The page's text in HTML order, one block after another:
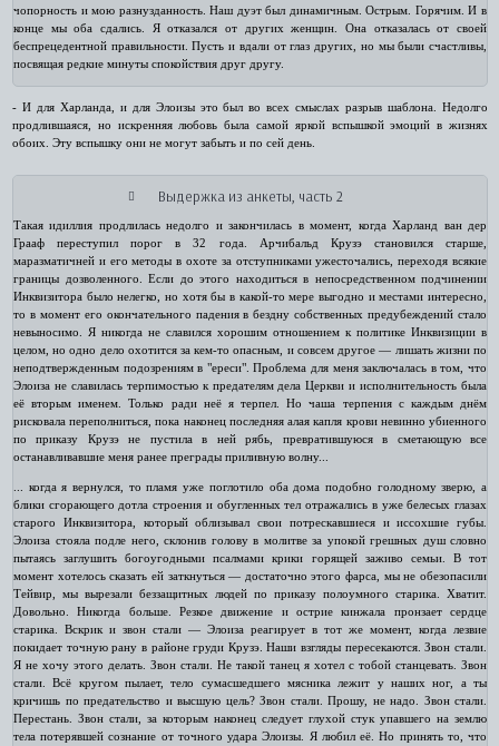
чопорность и мою разнузданность. Наш дуэт был динамичным. Острым. Горячим. И в
конце мы оба сдались. Я отказался от других женщин. Она отказалась от своей
беспрецедентной правильности. Пусть и вдали от глаз других, но мы были счастливы,
посвящая редкие минуты спокойствия друг другу.
- И для Харланда, и для Элоизы это был во всех смыслах разрыв шаблона. Недолго
продлившаяся, но искренняя любовь была самой яркой вспышкой эмоций в жизнях
обоих. Эту вспышку они не могут забыть и по сей день.
Выдержка из анкеты, часть 2
Такая идиллия продлилась недолго и закончилась в момент, когда Харланд ван дер
Грааф переступил порог в 32 года. Арчибальд Крузэ становился старше,
маразматичней и его методы в охоте за отступниками ужесточались, переходя всякие
границы дозволенного. Если до этого находиться в непосредственном подчинении
Инквизитора было нелегко, но хотя бы в какой-то мере выгодно и местами интересно,
то в момент его окончательного падения в бездну собственных предубеждений стало
невыносимо. Я никогда не славился хорошим отношением к политике Инквизиции в
целом, но одно дело охотится за кем-то опасным, и совсем другое — лишать жизни по
неподтвержденным подозрениям в "ереси". Проблема для меня заключалась в том, что
Элоиза не славилась терпимостью к предателям дела Церкви и исполнительность была
её вторым именем. Только ради неё я терпел. Но чаша терпения с каждым днём
рисковала переполниться, пока наконец последняя алая капля крови невинно убиенного
по приказу Крузэ не пустила в ней рябь, превратившуюся в сметающую все
останавливавшие меня ранее преграды приливную волну...
... когда я вернулся, то пламя уже поглотило оба дома подобно голодному зверю, а
блики сгорающего дотла строения и обугленных тел отражались в уже белесых глазах
старого Инквизитора, который облизывал свои потрескавшиеся и иссохшие губы.
Элоиза стояла подле него, склонив голову в молитве за упокой грешных душ словно
пытаясь заглушить богоугодными псалмами крики горящей заживо семьи. В тот
момент хотелось сказать ей заткнуться — достаточно этого фарса, мы не обезопасили
Тейвир, мы вырезали беззащитных людей по приказу полоумного старика. Хватит.
Довольно. Никогда больше. Резкое движение и острие кинжала пронзает сердце
старика. Вскрик и звон стали — Элоиза реагирует в тот же момент, когда лезвие
покидает точную рану в районе груди Крузэ. Наши взгляды пересекаются. Звон стали.
Я не хочу этого делать. Звон стали. Не такой танец я хотел с тобой станцевать. Звон
стали. Всё кругом пылает, тело сумасшедшего мясника лежит у наших ног, а ты
кричишь по предательство и высшую цель? Звон стали. Прошу, не надо. Звон стали.
Перестань. Звон стали, за которым наконец следует глухой стук упавшего на землю
тела потерявшей сознание от точного удара Элоизы. Я любил её. Но принять то, что